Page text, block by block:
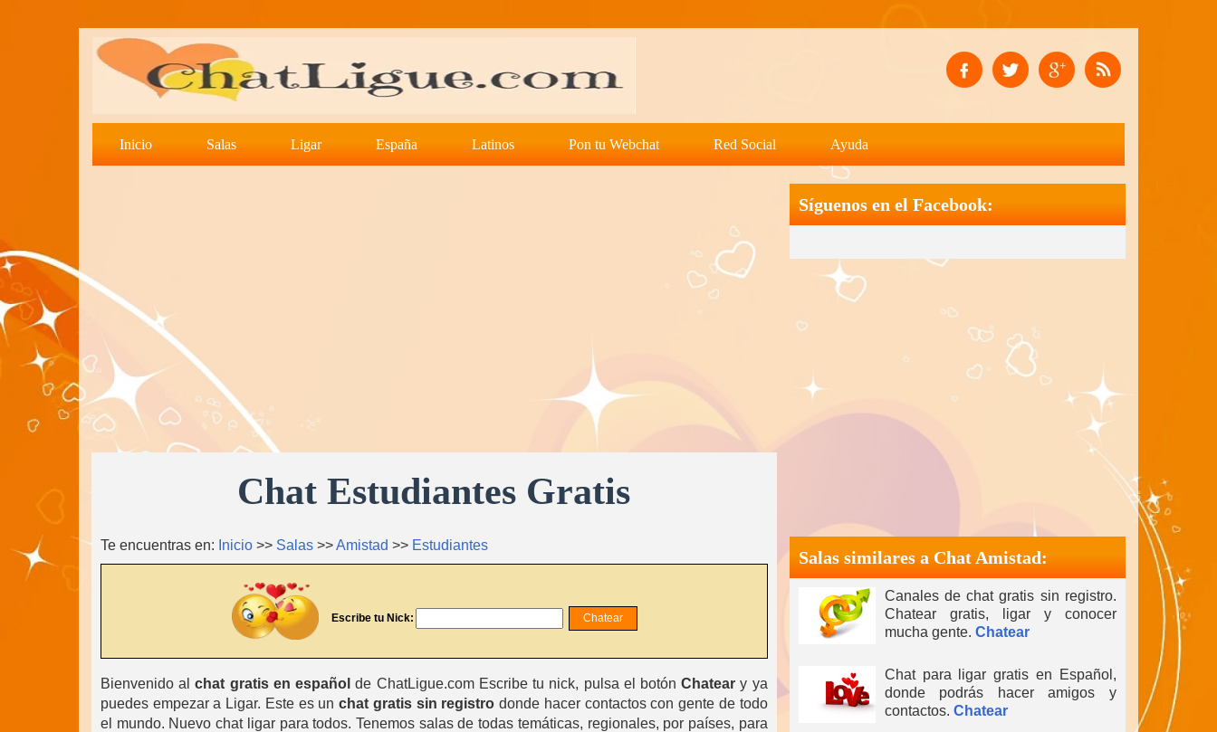
Inicio Salas Ligar España Latinos Pon tu Webchat Red Social Ayuda
Chat Estudiantes Gratis
Te encuentras en: Inicio >> Salas >>Amistad >> Estudiantes
Escribe tu Nick:
Bienvenido alchat gratis en español de ChatLigue.com Escribe tu nick, pulsa el botónChatear y ya
puedes empezar a Ligar. Este es unchat gratis sin registro donde hacer contactos con gente de todo
el mundo. Nuevo chat ligar para todos. Tenemos salas de todas temáticas, regionales, por países, para
Síguenos en el Facebook:
Salas similares a Chat Amistad:
Canales de chat gratis sin registro.
Chatear gratis, ligar y conocer
mucha gente. Chatear
Chat para ligar gratis en Español,
donde podrás hacer amigos y
contactos. Chatear